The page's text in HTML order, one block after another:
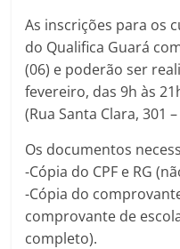
As inscrições para os
do Qualifica Guará
(06) e poderão ser
fevereiro, das 9h às
(Rua Santa Clara, 301
Os documentos
-Cópia do CPF e RG
-Cópia do
comprovante de
completo).